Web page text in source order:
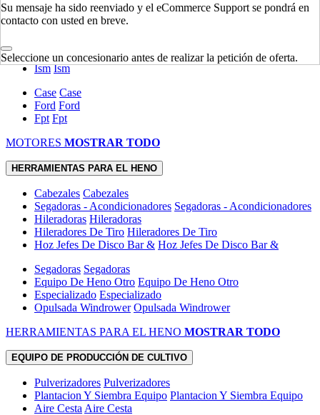
Su mensaje ha sido reenviado y el eCommerce Support se pondrá en
contacto con usted en breve.
Seleccione un concesionario antes de realizar la petición de oferta.
MOTORES
Unidades De Potencia Unidades De Potencia
Ism Ism
Case Case
Ford Ford
Fpt Fpt
MOTORES MOSTRAR TODO
HERRAMIENTAS PARA EL HENO
Cabezales Cabezales
Segadoras - Acondicionadores Segadoras - Acondicionadores
Hileradoras Hileradoras
Hileradores De Tiro Hileradores De Tiro
Hoz Jefes De Disco Bar & Hoz Jefes De Disco Bar &
Segadoras Segadoras
Equipo De Heno Otro Equipo De Heno Otro
Especializado Especializado
Opulsada Windrower Opulsada Windrower
HERRAMIENTAS PARA EL HENO MOSTRAR TODO
EQUIPO DE PRODUCCIÓN DE CULTIVO
Pulverizadores Pulverizadores
Plantacion Y Siembra Equipo Plantacion Y Siembra Equipo
Aire Cesta Aire Cesta